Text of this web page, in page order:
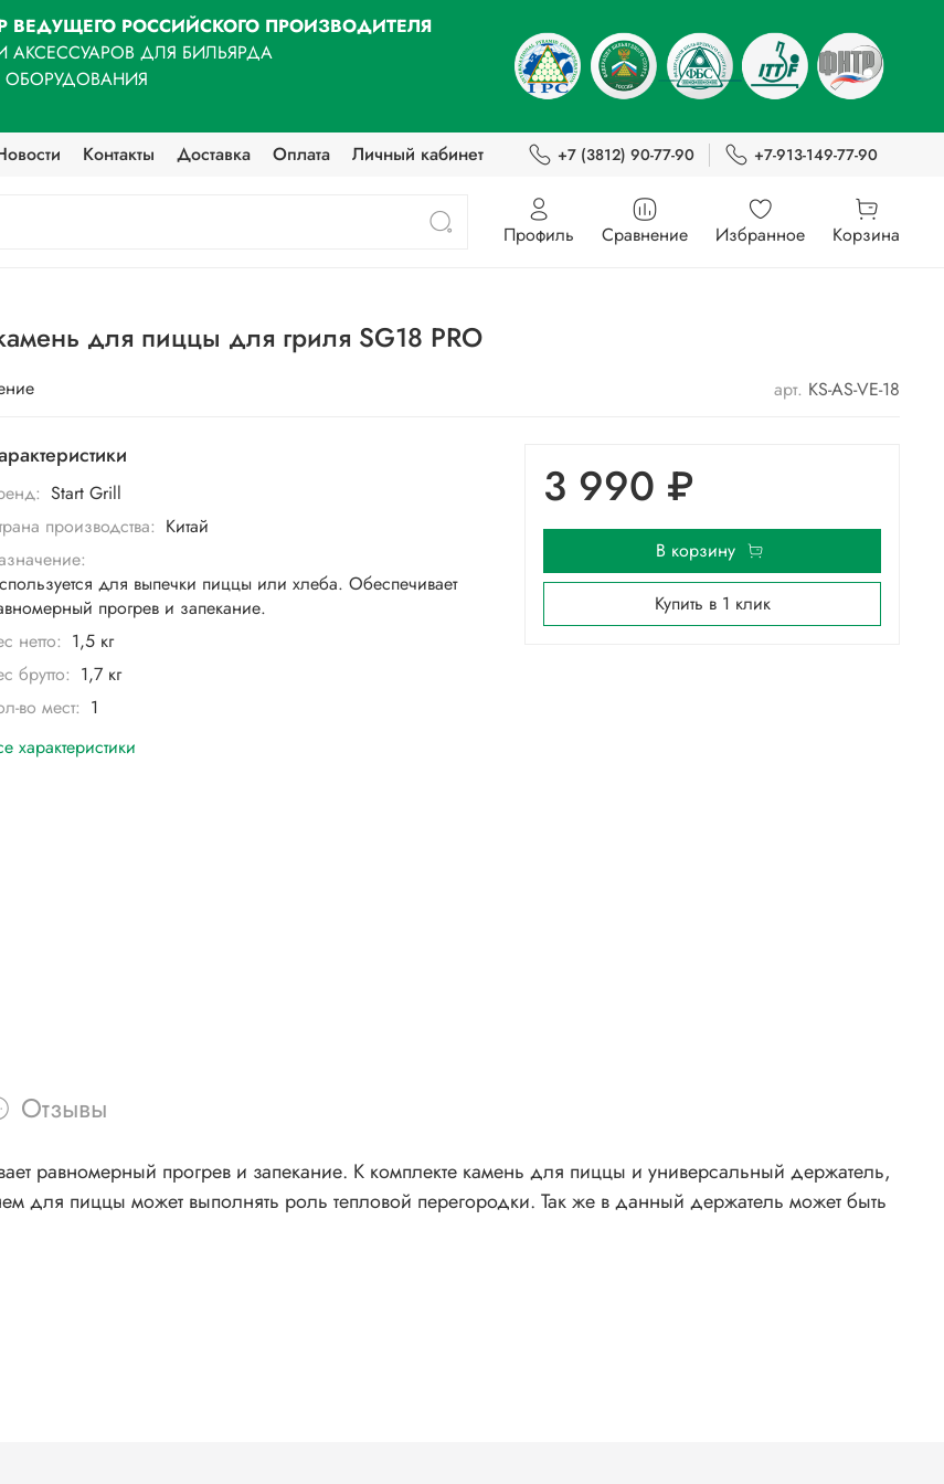
РОССИЙСКОГО ПРОИЗВОДИТЕЛЯ
ДЛЯ БИЛЬЯРДА
ОБОРУДОВАНИЯ
Контакты Доставка Оплата Личный кабинет +7 (3812) 90-77-90 +7-913-149-77-90
Профиль Сравнение Избранное Корзина
для пиццы для гриля SG18 PRO
арт. KS-AS-VE-18
Start Grill
производства: Китай
для выпечки пиццы или хлеба. Обеспечивает
прогрев и запекание.
нетто: 1,5 кг
брутто: 1,7 кг
во мест: 1
характеристики
3 990 ₽
В корзину
Купить в 1 клик
Отзывы
равномерный прогрев и запекание. К комплекте камень для пиццы и универсальный держатель,
для пиццы может выполнять роль тепловой перегородки. Так же в данный держатель может быть